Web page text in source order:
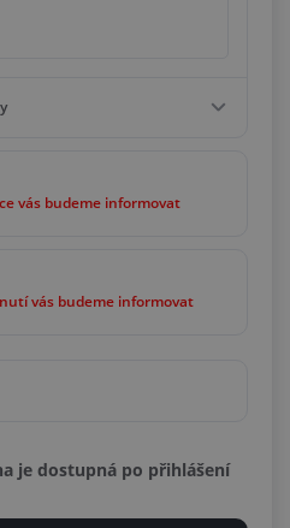
vás budeme informovat
vás budeme informovat
je dostupná po přihlášení